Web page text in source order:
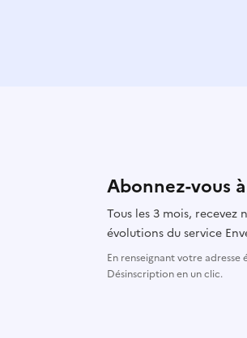
Abonnez-vous
Tous les 3 mois,
évolutions du service
En renseignant votre
Désinscription en un clic.